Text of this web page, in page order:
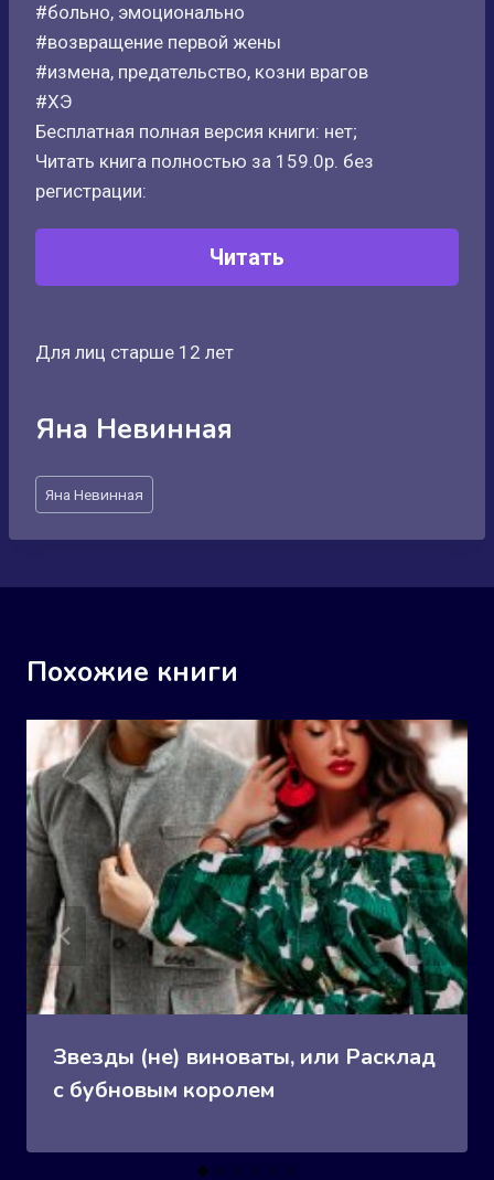
#больно, эмоционально
#возвращение первой жены
#измена, предательство, козни врагов
#ХЭ
Бесплатная полная версия книги: нет;
Читать книга полностью за 159.0р. без
регистрации:
Читать
Для лиц старше 12 лет
Яна Невинная
Метки
записи:
Яна Невинная
Похожие книги
Звезды (не) виноваты, или Расклад
с бубновым королем